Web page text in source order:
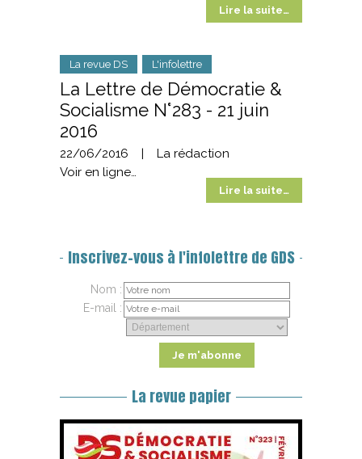
Lire la suite…
La revue DS L'infolettre
La Lettre de Démocratie &
Socialisme N°283 - 21 juin
2016
22/06/2016 |
La rédaction
Voir en ligne…
Lire la suite…
Inscrivez-vous à l'infolettre de GDS
Nom :
E-mail :
La revue papier